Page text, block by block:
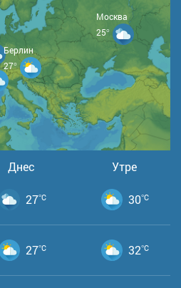
Берлин
27°
Москва
25°
Днес Утре
27°C 30°C
27°C 32°C